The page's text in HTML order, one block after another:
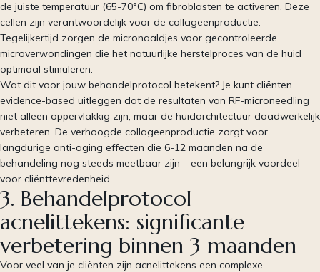
de juiste temperatuur (65-70°C) om fibroblasten te activeren. Deze
cellen zijn verantwoordelijk voor de collageenproductie.
Tegelijkertijd zorgen de micronaaldjes voor gecontroleerde
microverwondingen die het natuurlijke herstelproces van de huid
optimaal stimuleren.
Wat dit voor jouw behandelprotocol betekent? Je kunt cliënten
evidence-based uitleggen dat de resultaten van RF-microneedling
niet alleen oppervlakkig zijn, maar de huidarchitectuur daadwerkelijk
verbeteren. De verhoogde collageenproductie zorgt voor
langdurige anti-aging effecten die 6-12 maanden na de
behandeling nog steeds meetbaar zijn – een belangrijk voordeel
voor cliënttevredenheid.
3. Behandelprotocol
acnelittekens: significante
verbetering binnen 3 maanden
Voor veel van je cliënten zijn acnelittekens een complexe